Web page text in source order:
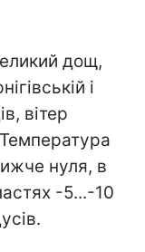
дощ,
і
вітер
нуля, в
-5...-10